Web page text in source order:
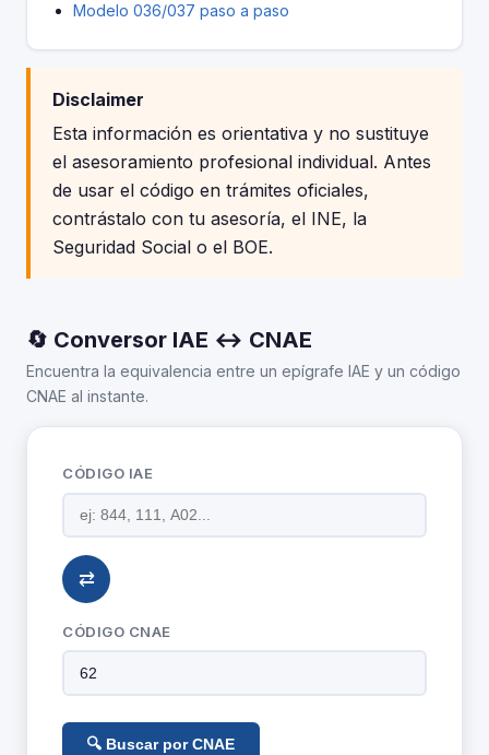
Modelo 036/037 paso a paso
Disclaimer
Esta información es orientativa y no sustituye
el asesoramiento profesional individual. Antes
de usar el código en trámites oficiales,
contrástalo con tu asesoría, el INE, la
Seguridad Social o el BOE.
🔄 Conversor IAE ↔ CNAE
Encuentra la equivalencia entre un epígrafe IAE y un código
CNAE al instante.
CÓDIGO IAE
⇄
CÓDIGO CNAE
🔍 Buscar por CNAE